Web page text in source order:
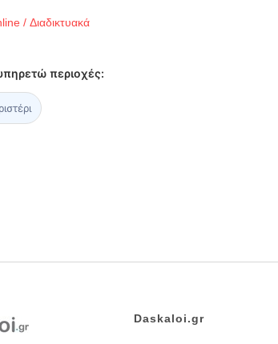
/ Διαδικτυακά
περιοχές:
Daskaloi.gr